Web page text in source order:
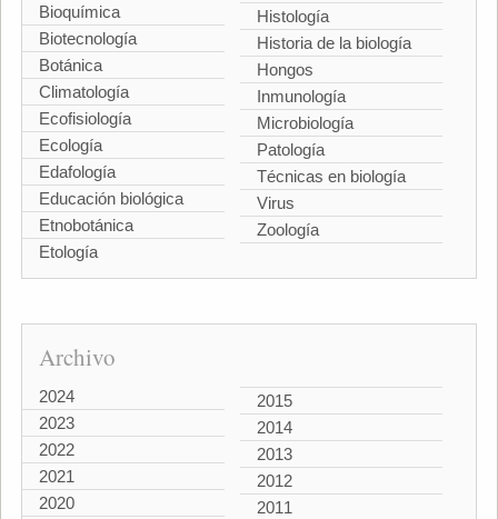
Bioquímica
Biotecnología
Botánica
Climatología
Ecofisiología
Ecología
Edafología
Educación biológica
Etnobotánica
Etología
Histología
Historia de la biología
Hongos
Inmunología
Microbiología
Patología
Técnicas en biología
Virus
Zoología
Archivo
2024
2023
2022
2021
2020
2015
2014
2013
2012
2011